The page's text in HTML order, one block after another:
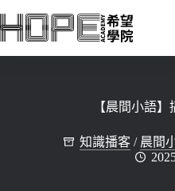
至
【晨間小語】
知識播客 / 晨間